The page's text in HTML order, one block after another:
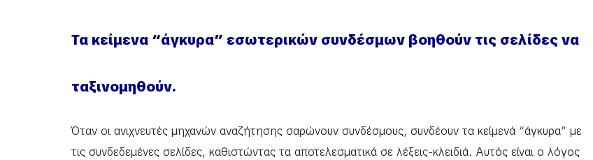
Τα κείμενα “άγκυρα” εσωτερικών συνδέσμων βοηθούν τις σελίδες να
ταξινομηθούν.
Όταν οι ανιχνευτές μηχανών αναζήτησης σαρώνουν συνδέσμους, συνδέουν τα κείμενά “άγκυρα” με
τις συνδεδεμένες σελίδες, καθιστώντας τα αποτελεσματικά σε λέξεις-κλειδιά. Αυτός είναι ο λόγος